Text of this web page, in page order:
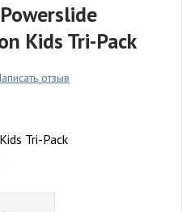
Kids Tri-Pack
отзыв
Tri-Pack